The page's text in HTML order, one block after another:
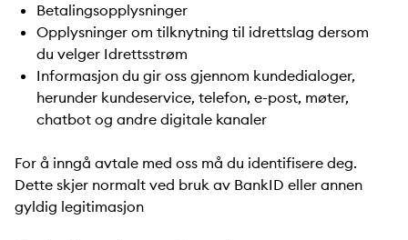
Betalingsopplysninger
Opplysninger om tilknytning til idrettslag dersom
du velger Idrettsstrøm
Informasjon du gir oss gjennom kundedialoger,
herunder kundeservice, telefon, e-post, møter,
chatbot og andre digitale kanaler
For å inngå avtale med oss må du identifisere deg.
Dette skjer normalt ved bruk av BankID eller annen
gyldig legitimasjon